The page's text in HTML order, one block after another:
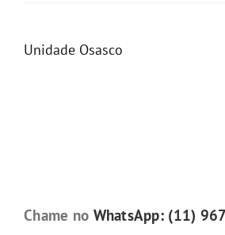
Unidade Osasco
Chame no WhatsApp: (11)